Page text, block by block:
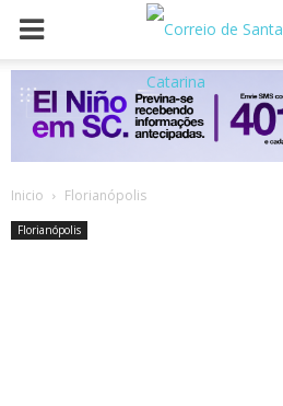
Inicio Florianópolis
Florianópolis